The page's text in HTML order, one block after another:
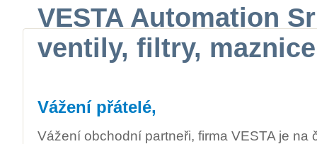
VESTA Automation
ventily, filtry,
Vážení přátelé,
Vážení obchodní partneři, firma VESTA je na